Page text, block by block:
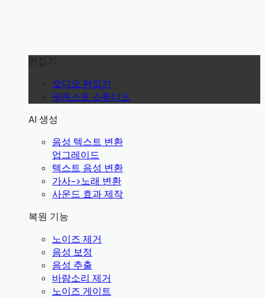
편집기
오디오 편집기
팟캐스트 스튜디오
AI 생성
음성 텍스트 변환
업그레이드
텍스트 음성 변환
가사->노래 변환
사운드 효과 제작
복원 기능
노이즈 제거
음성 보정
음성 추출
바람소리 제거
노이즈 게이트